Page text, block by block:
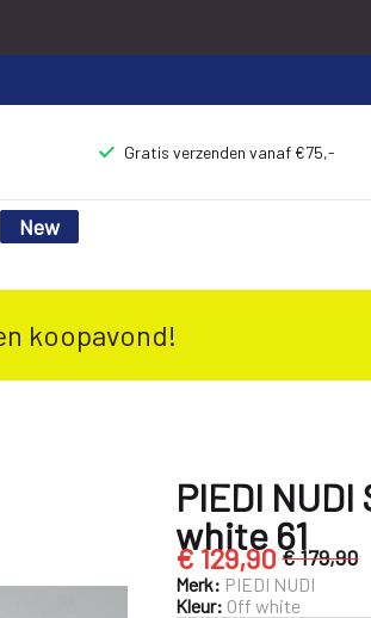
Gratis verzenden vanaf €75,-
New
koopavond!
PIEDI
white 61
€ 129,90 € 179,90
Merk: PIEDI NUDI
Kleur: Off white